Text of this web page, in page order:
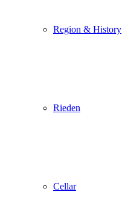
Region & History
Rieden
Cellar